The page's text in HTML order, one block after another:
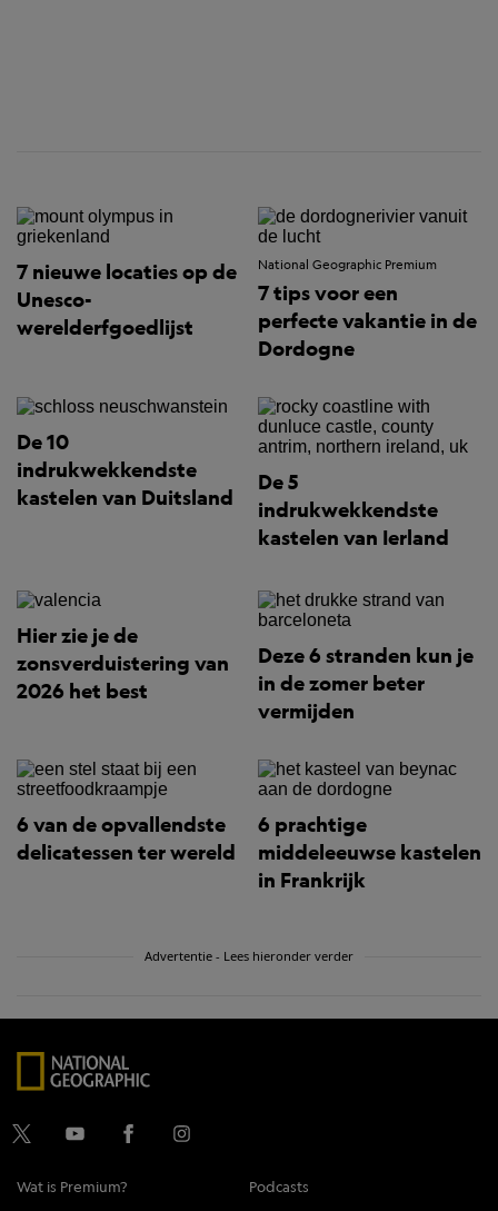
7 nieuwe locaties op de
Unesco-
werelderfgoedlijst
National Geographic Premium
7 tips voor een
perfecte vakantie in de
Dordogne
De 10
indrukwekkendste
kastelen van Duitsland
De 5
indrukwekkendste
kastelen van Ierland
Hier zie je de
zonsverduistering van
2026 het best
Deze 6 stranden kun je
in de zomer beter
vermijden
6 van de opvallendste
delicatessen ter wereld
6 prachtige
middeleeuwse kastelen
in Frankrijk
Advertentie - Lees hieronder verder
Wat is Premium? Podcasts